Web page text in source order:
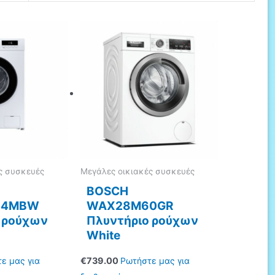
συσκευές
ρούχων
μας για
Μεγάλες οικιακές συσκευές
BOSCH
WAX28M60GR
Πλυντήριο ρούχων
White
€739.00 Ρωτήστε μας για